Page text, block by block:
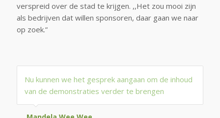
verspreid over de stad te krijgen. ,,Het zou mooi zijn
als bedrijven dat willen sponsoren, daar gaan we naar
op zoek.”
Nu kunnen we het gesprek aangaan om de inhoud
van de demonstra­ties verder te brengen